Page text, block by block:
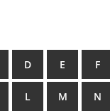
D E F
L M N